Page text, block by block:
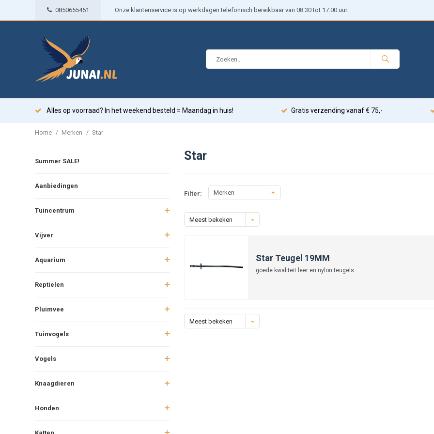
0850655451 Onze klantenservice is op werkdagen telefonisch bereikbaar van 08:30 tot 17:00 uur.
Alles op voorraad? In het weekend besteld = Maandag in huis! Gratis verzending vanaf € 75,-
Home / Merken / Star
Summer SALE!
Aanbiedingen
Tuincentrum
Vijver
Aquarium
Reptielen
Pluimvee
Tuinvogels
Vogels
Knaagdieren
Honden
Star
Filter: Merken
Meest bekeken
Star Teugel 19MM
goede kwaliteit leer en nylon teugels
Meest bekeken